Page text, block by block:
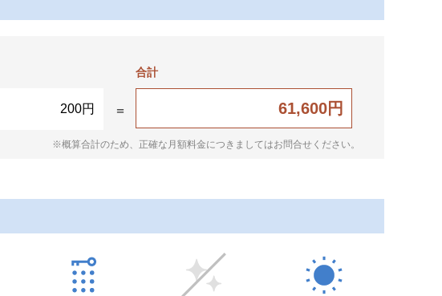
200円
合計
61,600円
※概算合計のため、正確な月額料金につきましてはお問合せください。